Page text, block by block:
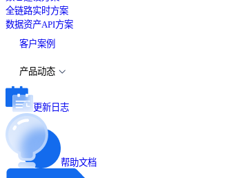
全链路实时方案
数据资产API方案
客户案例
产品动态
更新日志
帮助文档